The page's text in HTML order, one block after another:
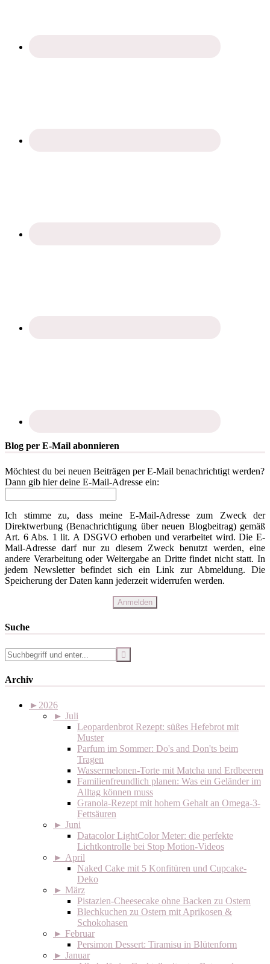
Blog per E-Mail abonnieren
Möchtest du bei neuen Beiträgen per E-Mail benachrichtigt werden?
Dann gib hier deine E-Mail-Adresse ein:
Ich stimme zu, dass meine E-Mail-Adresse zum Zweck der
Direktwerbung (Benachrichtigung über neuen Blogbeitrag) gemäß
Art. 6 Abs. 1 lit. A DSGVO erhoben und verarbeitet wird. Die E-
Mail-Adresse darf nur zu diesem Zweck benutzt werden, eine
andere Verarbeitung oder Weitergabe an Dritte findet nicht statt. In
jedem Newsletter befindet sich ein Link zur Abmeldung. Die
Speicherung der Daten kann jederzeit widerrufen werden.
Suche
Archiv
► 2026
► Juli
Leopardenbrot Rezept: süßes Hefebrot mit
Muster
Parfum im Sommer: Do's and Don'ts beim
Tragen
Wassermelonen-Torte mit Matcha und Erdbeeren
Familienfreundlich planen: Was ein Geländer im
Alltag können muss
Granola-Rezept mit hohem Gehalt an Omega-3-
Fettsäuren
► Juni
Datacolor LightColor Meter: die perfekte
Lichtkontrolle bei Stop Motion-Videos
► April
Naked Cake mit 5 Konfitüren und Cupcake-
Deko
► März
Pistazien-Cheesecake ohne Backen zu Ostern
Blechkuchen zu Ostern mit Aprikosen &
Schokohasen
► Februar
Persimon Dessert: Tiramisu in Blütenform
► Januar